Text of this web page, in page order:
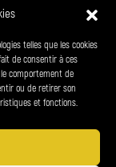
telles que les cookies
de consentir à ces
comportement de
ou de retirer son
et fonctions.
SPIRITUEUX
en-Périgord